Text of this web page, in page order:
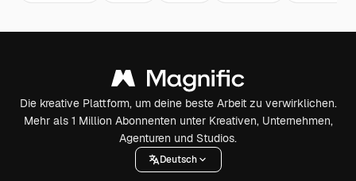
Die kreative Plattform, um deine beste Arbeit zu verwirklichen.
Mehr als 1 Million Abonnenten unter Kreativen, Unternehmen,
Agenturen und Studios.
Deutsch